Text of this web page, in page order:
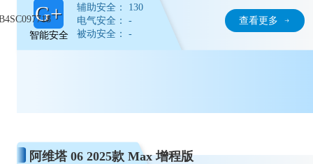
G+
智能安全
辅助安全： 130
电气安全： -
被动安全： -
查看更多
阿维塔 06 2025款 Max 增程版